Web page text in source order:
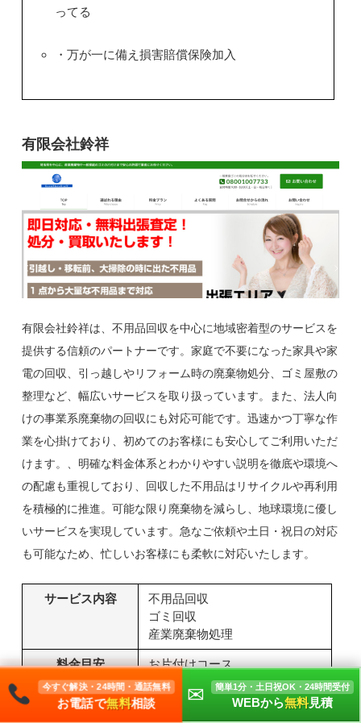
ってる
・万が一に備え損害賠償保険加入
有限会社鈴祥
有限会社鈴祥は、不用品回収を中心に地域密着型のサービスを
提供する信頼のパートナーです。家庭で不要になった家具や家
電の回収、引っ越しやリフォーム時の廃棄物処分、ゴミ屋敷の
整理など、幅広いサービスを取り扱っています。また、法人向
けの事業系廃棄物の回収にも対応可能です。迅速かつ丁寧な作
業を心掛けており、初めてのお客様にも安心してご利用いただ
けます。、明確な料金体系とわかりやすい説明を徹底や環境へ
の配慮も重視しており、回収した不用品はリサイクルや再利用
を積極的に推進。可能な限り廃棄物を減らし、地球環境に優し
いサービスを実現しています。急なご依頼や土日・祝日の対応
も可能なため、忙しいお客様にも柔軟に対応いたします。
サービス内容
不用品回収
ゴミ回収
産業廃棄物処理
料金目安
お片付けコース
30,000円～
女性限定コース
30,000円～
今すぐ解決・24時間・通話無料
お電話で無料相談 ✉ 簡単1分・土日祝OK・24時間受付
WEBから無料見積